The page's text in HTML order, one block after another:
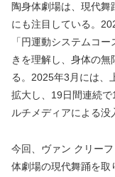
陶身体劇場は、現代
にも注目している。
「円運動システムコ
きを理解し、身体の
る。2025年3月には、
拡大し、19日間連続
ルチメディアによる没
今回、ヴァン クリー
体劇場の現代舞踊を取